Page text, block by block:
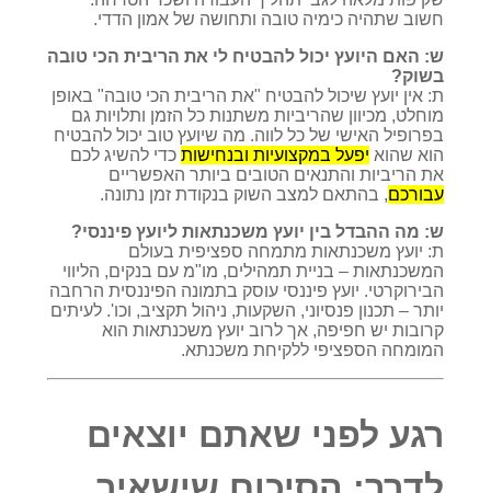
חשוב שתהיה כימיה טובה ותחושה של אמון הדדי.
ש: האם היועץ יכול להבטיח לי את הריבית הכי טובה
בשוק?
ת: אין יועץ שיכול להבטיח "את הריבית הכי טובה" באופן
מוחלט, מכיוון שהריביות משתנות כל הזמן ותלויות גם
בפרופיל האישי של כל לווה. מה שיועץ טוב יכול להבטיח
הוא שהוא יפעל במקצועיות ובנחישות כדי להשיג לכם
את הריביות והתנאים הטובים ביותר האפשריים
עבורכם, בהתאם למצב השוק בנקודת זמן נתונה.
ש: מה ההבדל בין יועץ משכנתאות ליועץ פיננסי?
ת: יועץ משכנתאות מתמחה ספציפית בעולם
המשכנתאות – בניית תמהילים, מו"מ עם בנקים, הליווי
הבירוקרטי. יועץ פיננסי עוסק בתמונה הפיננסית הרחבה
יותר – תכנון פנסיוני, השקעות, ניהול תקציב, וכו'. לעיתים
קרובות יש חפיפה, אך לרוב יועץ משכנתאות הוא
המומחה הספציפי ללקיחת משכנתא.
רגע לפני שאתם יוצאים